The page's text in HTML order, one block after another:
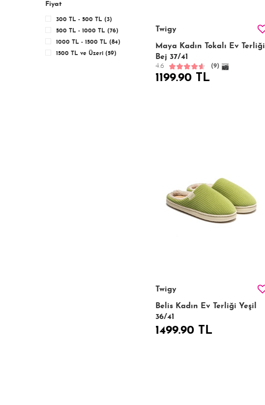
Fiyat
300 TL - 500 TL (3)
500 TL - 1000 TL (76)
1000 TL - 1500 TL (84)
1500 TL ve Üzeri (59)
Twigy
Maya Kadın Tokalı Ev Terliği
Bej 37/41
4.6 (9)
1199.90 TL
Twigy
Belis Kadın Ev Terliği Yeşil
36/41
1499.90 TL